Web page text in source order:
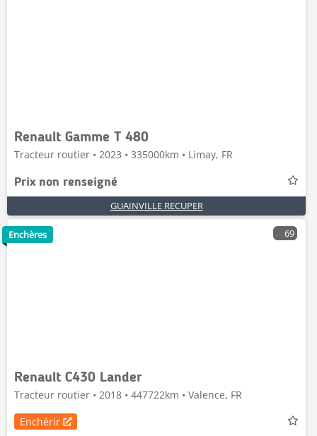
Renault Gamme T 480
Tracteur routier • 2023 • 335000km • Limay, FR
Prix non renseigné
GUAINVILLE RECUPER
69
Renault C430 Lander
Tracteur routier • 2018 • 447722km • Valence, FR
Enchérir
Enchères